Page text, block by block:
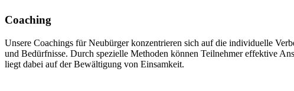
Coaching
Unsere Coachings für Neubürger konzentrieren sich auf die individuelle
und Bedürfnisse. Durch spezielle Methoden können Teilnehmer effektive
liegt dabei auf der Bewältigung von Einsamkeit.